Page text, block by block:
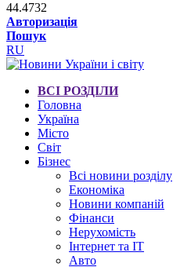
44.4732
Авторизація
Пошук
RU
ВСІ РОЗДІЛИ
Головна
Україна
Місто
Світ
Бізнес
Всі новини розділу
Економіка
Новини компаній
Фінанси
Нерухомість
Інтернет та IT
Авто